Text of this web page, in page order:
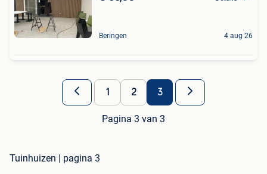
Beringen 4 aug 26
1 2 3
Pagina 3 van 3
Tuinhuizen | pagina 3